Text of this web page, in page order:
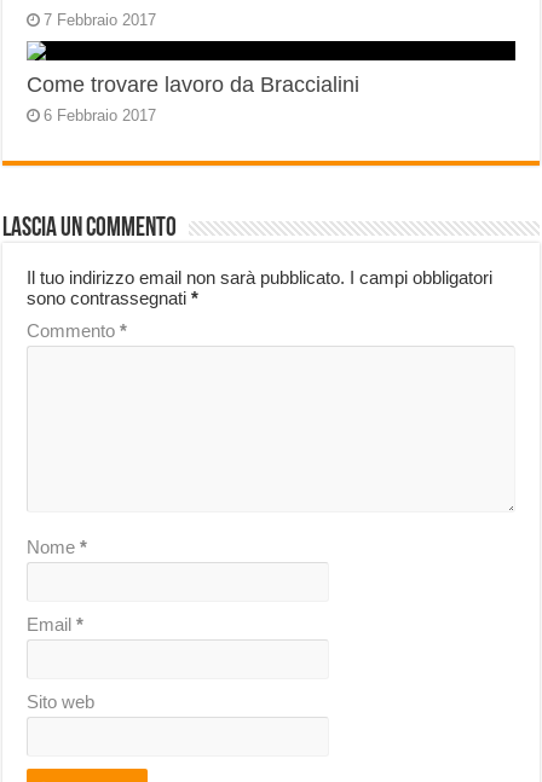
7 Febbraio 2017
Come trovare lavoro da Braccialini
6 Febbraio 2017
Lascia un commento
Il tuo indirizzo email non sarà pubblicato. I campi obbligatori
sono contrassegnati*
Commento*
Nome*
Email*
Sito web